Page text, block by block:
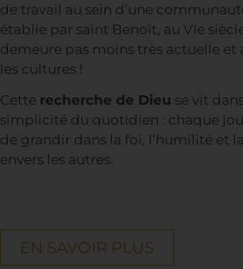
de travail au sein d’une
établie par saint Benoît, au VIe
demeure pas moins très actuelle et
les cultures !
Cette recherche de Dieu se vit
simplicité du quotidien : chaque
de grandir dans la foi, l’humilité et
envers les autres.
EN SAVOIR PLUS